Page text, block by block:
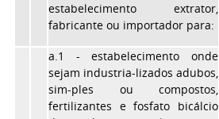
estabelecimento extrator,
fabricante ou importador para:
a.1 - estabelecimento onde
sejam industria-lizados adubos,
sim-ples ou compostos,
fertilizantes e fosfato bicálcio